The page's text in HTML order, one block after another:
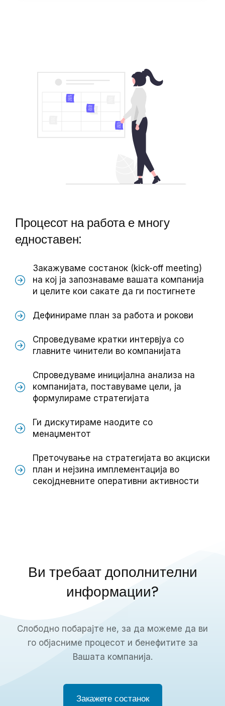
Процесот на работа е многу
едноставен:
Закажуваме состанок (kick-off meeting)
на кој ја запознаваме вашата компанија
и целите кои сакате да ги постигнете
Дефинираме план за работа и рокови
Спроведуваме кратки интервјуа со
главните чинители во компанијата
Спроведуваме иницијална анализа на
компанијата, поставуваме цели, ја
формулираме стратегијата
Ги дискутираме наодите со
менаџментот
Преточување на стратегијата во акциски
план и нејзина имплементација во
секојдневните оперативни активности
Ви требаат дополнителни
информации?
Слободно побарајте не, за да можеме да ви
го објасниме процесот и бенефитите за
Вашата компанија.
Закажете состанок